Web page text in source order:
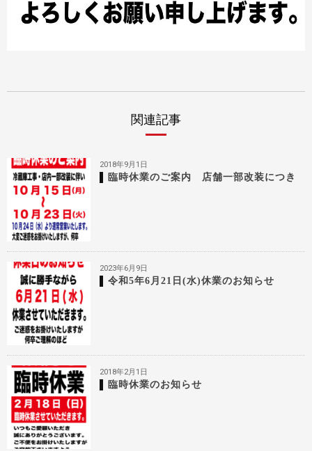
関連記事
2018年9月1日
臨時休業のご案内 店舗一部改装につき
2023年6月9日
令和5年6月21日(水)休業のお知らせ
2018年2月1日
臨時休業のお知らせ